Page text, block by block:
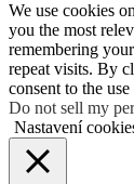
We use cookies
you the most
remembering
repeat visits. By
consent to the
Do not sell my
Nastavení